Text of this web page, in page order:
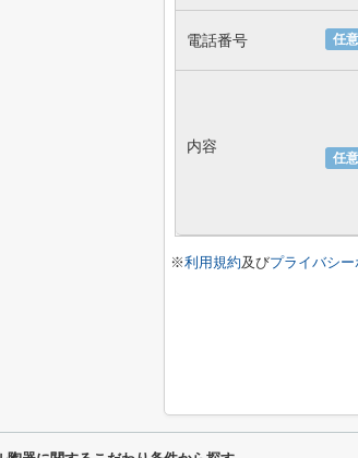
任意
電話番号
任意
内容
※利用規約及びプライバシー